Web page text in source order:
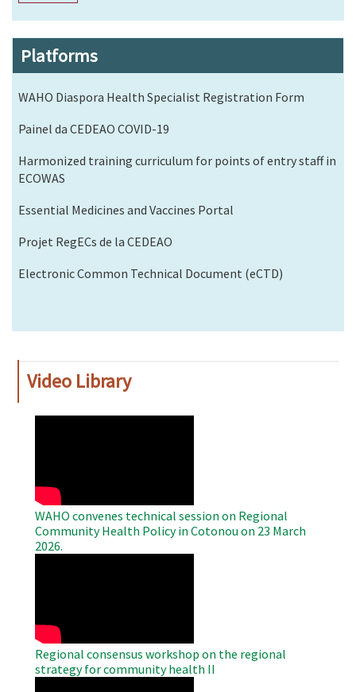
Platforms
WAHO Diaspora Health Specialist Registration Form
Painel da CEDEAO COVID-19
Harmonized training curriculum for points of entry staff in
ECOWAS
Essential Medicines and Vaccines Portal
Projet RegECs de la CEDEAO
Electronic Common Technical Document (eCTD)
Video Library
WAHO convenes technical session on Regional
Community Health Policy in Cotonou on 23 March
2026.
Regional consensus workshop on the regional
strategy for community health II